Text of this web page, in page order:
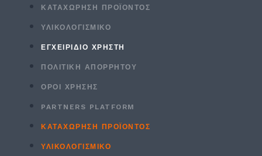
ΚΑΤΑΧΏΡΗΣΗ ΠΡΟΪΌΝΤΟΣ
ΥΛΙΚΟΛΟΓΙΣΜΙΚΌ
ΕΓΧΕΙΡΙΔΙΟ ΧΡΗΣΤΗ
ΠΟΛΙΤΙΚΉ ΑΠΟΡΡΉΤΟΥ
ΟΡΟΙ ΧΡΉΣΗΣ
PARTNERS PLATFORM
ΚΑΤΑΧΏΡΗΣΗ ΠΡΟΪΌΝΤΟΣ
ΥΛΙΚΟΛΟΓΙΣΜΙΚΌ